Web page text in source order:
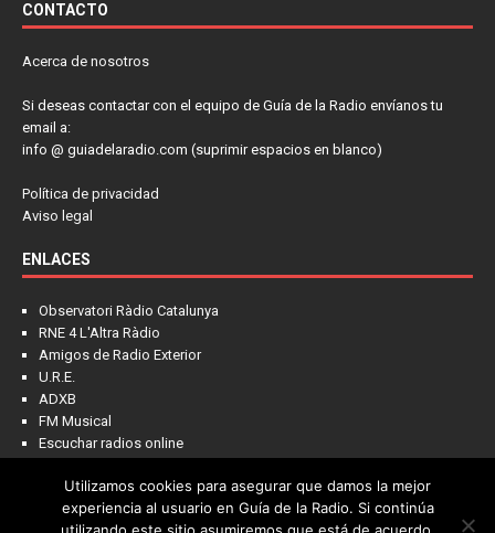
CONTACTO
Acerca de nosotros
Si deseas contactar con el equipo de Guía de la Radio envíanos tu
email a:
info @ guiadelaradio.com (suprimir espacios en blanco)
Política de privacidad
Aviso legal
ENLACES
Observatori Ràdio Catalunya
RNE 4 L'Altra Ràdio
Amigos de Radio Exterior
U.R.E.
ADXB
FM Musical
Escuchar radios online
Utilizamos cookies para asegurar que damos la mejor
experiencia al usuario en Guía de la Radio. Si continúa